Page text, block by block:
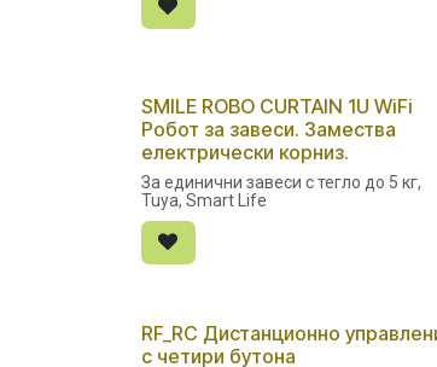
Ново!
SMILE ROBO CURTAIN 1U WiFi
Робот за завеси. Замества
електрически корниз.
За единични завеси с тегло до 5 кг,
Tuya, Smart Life
RF_RC Дистанционно
с четири бутона